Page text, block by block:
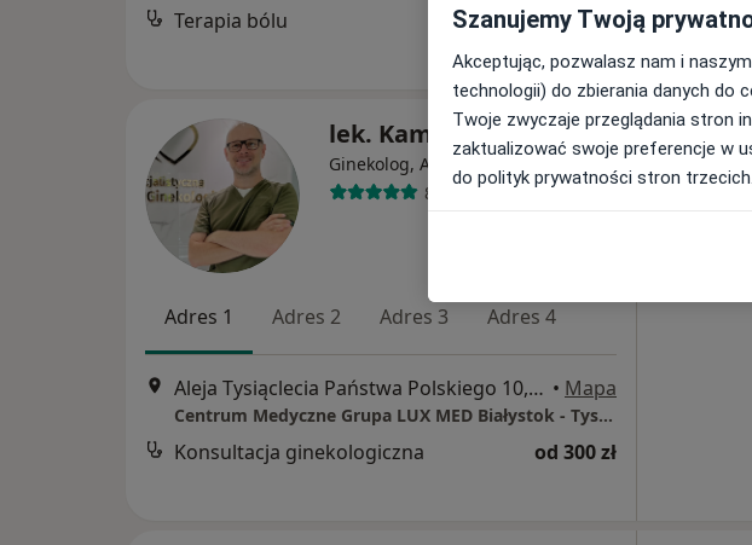
Terapia bólu 180 zł
lek. Kamil Zaręba
Ginekolog, Androlog ·Więcej
83 opinie
Adres 1 Adres 2 Adres 3 Adres 4
Aleja Tysiąclecia Państwa Polskiego 10, Białystok • Mapa
Centrum Medyczne Grupa LUX MED Białystok - Tysiąclecia Państwa Polskiego 10
Konsultacja ginekologiczna od 300 zł
Dziś
8 Sie
Szanujemy Twoją
Akceptując, pozwalasz nam i
technologii) do zbierania danych do
Twoje zwyczaje przeglądania stron
zaktualizować swoje preferencje w
do polityk prywatności stron